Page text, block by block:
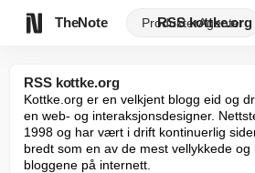
TheNote ProdukterAgenter
RSS kottke.org
RSS kottke.org
Kottke.org er en velkjent blogg eid og
en web- og interaksjonsdesigner.
1998 og har vært i drift kontinuerlig
bredt som en av de mest vellykkede og
bloggene på internett.